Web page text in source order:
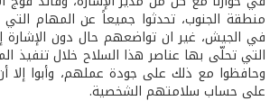
منطقة الجنوب، تحدثوا جميعاً عن المهام
في الجيش، غير ان تواضعهم حال دون الإشارة
التي تحلّى بها عناصر هذا السلاح خلال تنفيذ
وحافظوا مع ذلك على جودة عملهم، وأبوا إلا
على حساب سلامتهم الشخصية.